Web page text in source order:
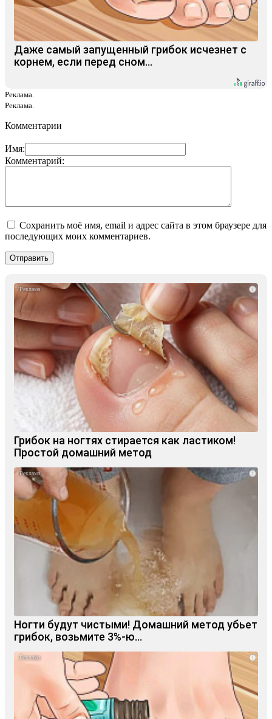
Даже самый запущенный грибок исчезнет с
корнем, если перед сном…
Реклама.
Реклама.
Комментарии
Имя:
Комментарий:
Сохранить моё имя, email и адрес сайта в этом браузере для
последующих моих комментариев.
i
Грибок на ногтях стирается как ластиком!
Простой домашний метод
i
Ногти будут чистыми! Домашний метод убьет
грибок, возьмите 3%-ю…
i